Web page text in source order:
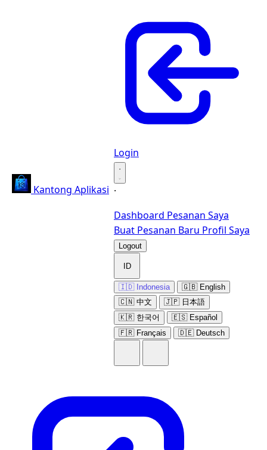
Kantong Aplikasi
Login
·
·
Dashboard Pesanan Saya
Buat Pesanan Baru Profil Saya
Logout
ID
🇮🇩 Indonesia
🇬🇧 English
🇨🇳 中文
🇯🇵 日本語
🇰🇷 한국어
🇪🇸 Español
🇫🇷 Français
🇩🇪 Deutsch